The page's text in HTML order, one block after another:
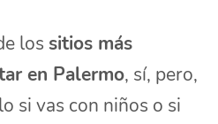
los sitios más
en Palermo, sí, pero,
si vas con niños o si